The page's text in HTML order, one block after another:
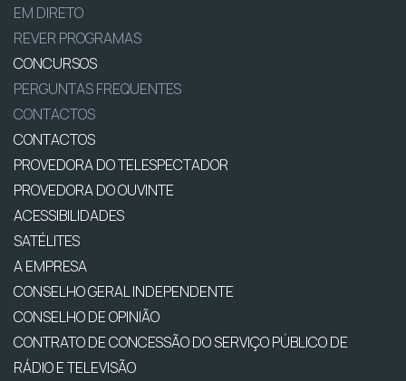
EM DIRETO
REVER PROGRAMAS
CONCURSOS
PERGUNTAS FREQUENTES
CONTACTOS
CONTACTOS
PROVEDORA DO TELESPECTADOR
PROVEDORA DO OUVINTE
ACESSIBILIDADES
SATÉLITES
A EMPRESA
CONSELHO GERAL INDEPENDENTE
CONSELHO DE OPINIÃO
CONTRATO DE CONCESSÃO DO SERVIÇO PÚBLICO DE
RÁDIO E TELEVISÃO